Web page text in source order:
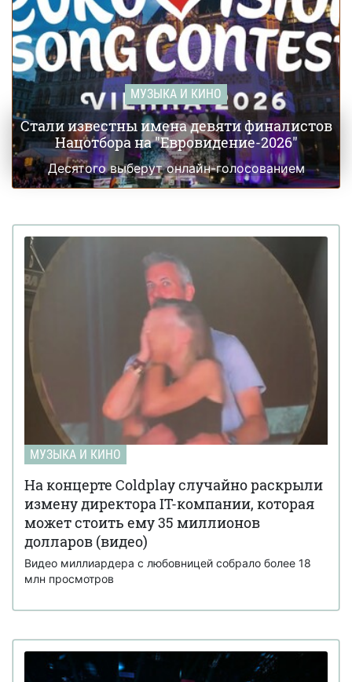
МУЗЫКА И КИНО
Стали известны имена девяти финалистов
Нацотбора на "Евровидение-2026"
Десятого выберут онлайн-голосованием
МУЗЫКА И КИНО
На концерте Coldplay случайно раскрыли
измену директора IT-компании, которая
может стоить ему 35 миллионов
долларов (видео)
Видео миллиардера с любовницей собрало более 18
млн просмотров